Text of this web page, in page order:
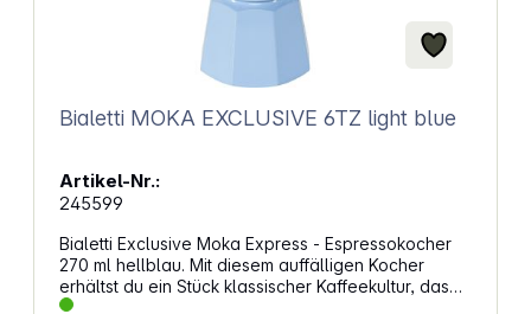
Bialetti MOKA EXCLUSIVE 6TZ light blue
Artikel-Nr.:
245599
Bialetti Exclusive Moka Express - Espressokocher
270 ml hellblau. Mit diesem auffälligen Kocher
erhältst du ein Stück klassischer Kaffeekultur, das
den Charme vergangener Jahrzehnte mit heutigem